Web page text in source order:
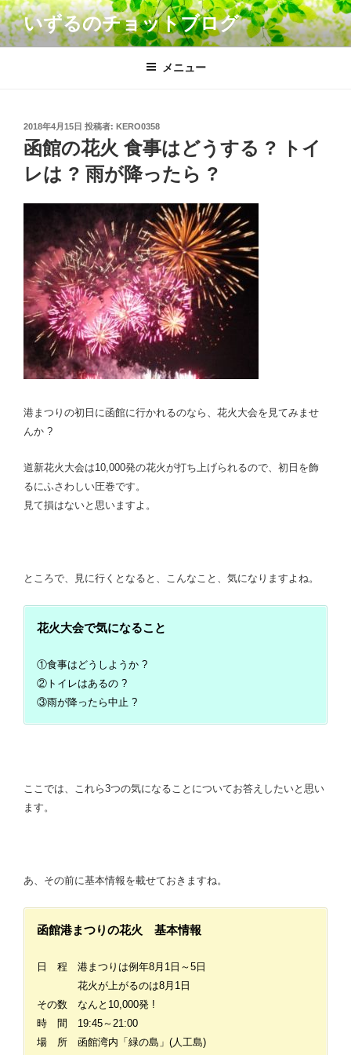
コ
ン
テ
いずるのチョットブログ
メニュー
投
稿
日:
2018年4月15日 投稿者: KERO0358
函館の花火 食事はどうする ? トイ
レは ? 雨が降ったら ?
港まつりの初日に函館に行かれるのなら、花火大会を見てみませ
んか ?
道新花火大会は10,000発の花火が打ち上げられるので、初日を飾
るにふさわしい圧巻です。
見て損はないと思いますよ。
ところで、見に行くとなると、こんなこと、気になりますよね。
花火大会で気になること
①食事はどうしようか ?
②トイレはあるの ?
③雨が降ったら中止 ?
ここでは、これら3つの気になることについてお答えしたいと思い
ます。
あ、その前に基本情報を載せておきますね。
函館港まつりの花火 基本情報
日 程 港まつりは例年8月1日～5日
花火が上がるのは8月1日
その数 なんと10,000発 !
時 間 19:45～21:00
場 所 函館湾内「緑の島」(人工島)